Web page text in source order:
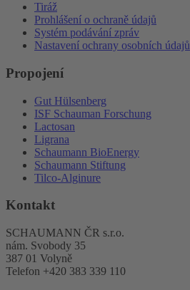
Tiráž
Prohlášení o ochraně údajů
Systém podávání zpráv
Nastavení ochrany osobních údajů
Propojení
Gut Hülsenberg
ISF Schauman Forschung
Lactosan
Ligrana
Schaumann BioEnergy
Schaumann Stiftung
Tilco-Alginure
Kontakt
SCHAUMANN ČR s.r.o.
nám. Svobody 35
387 01 Volyně
Telefon +420 383 339 110